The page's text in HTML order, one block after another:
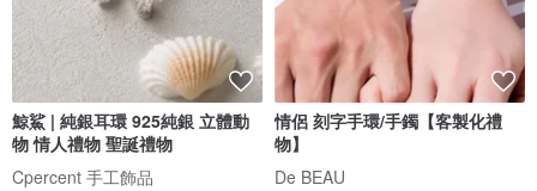
鯨鯊 | 純銀耳環 925純銀 立體動
物 情人禮物 聖誕禮物
Cpercent 手工飾品
情侶 刻字手環/手鐲【客製化禮
物】
De BEAU